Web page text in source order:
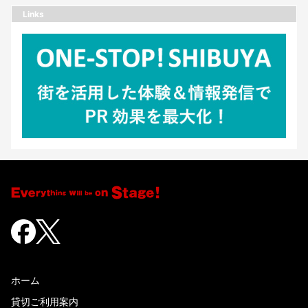
Links
ホーム
貸切ご利用案内